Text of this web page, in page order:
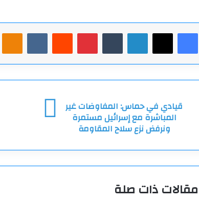
فيسبوك‫X لينكدإن بينتيريست
قيادي
حماس:
المفاوضات
مع
مستمرة
قيادي في حماس: المفاوضات غير
المباشرة مع إسرائيل مستمرة
ونرفض نزع سلاح المقاومة
مقالات ذات صلة